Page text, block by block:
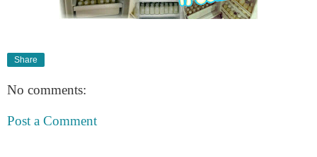
Share
No comments:
Post a Comment